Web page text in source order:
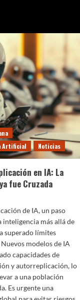
Artificial
Noticias
en IA: La
fue Cruzada
de IA, un paso
inteligencia más allá de
superado límites
modelos de IA
capacidades de
y autorreplicación, lo
a una población
Es urgente una